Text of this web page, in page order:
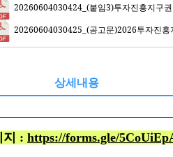
20260604030424_(붙임3)투자진흥지구
20260604030425_(공고문)2026투자진
상세내용
: https://forms.gle/